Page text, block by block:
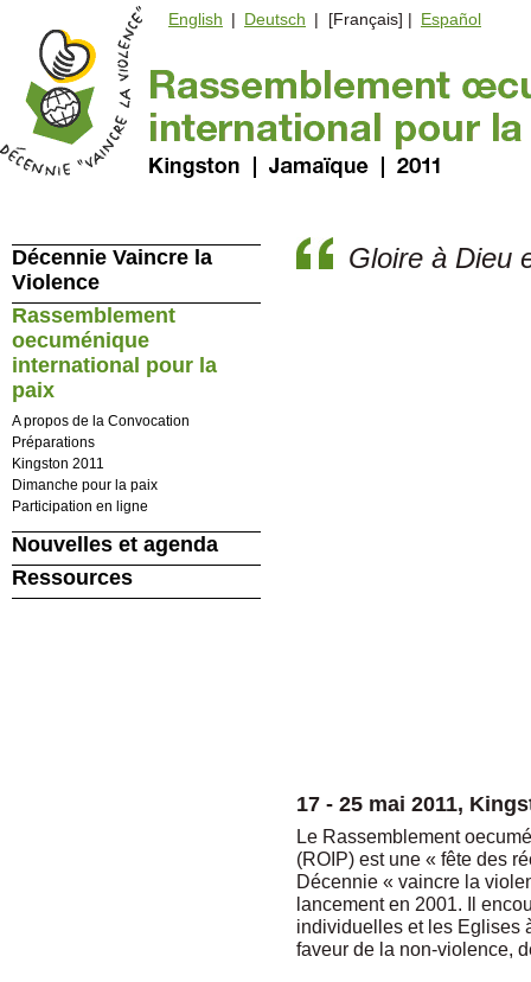
English | Deutsch | [Français] | Español
Gloire à Dieu
17 - 25 mai 2011,
Le Rassemblement
(ROIP) est une « fête des
Décennie « vaincre la
lancement en 2001. Il
individuelles et les Eglises
faveur de la non-violence,
Décennie Vaincre la
Violence
Rassemblement
oecuménique
international pour la
paix
A propos de la Convocation
Préparations
Kingston 2011
Dimanche pour la paix
Participation en ligne
Nouvelles et agenda
Ressources